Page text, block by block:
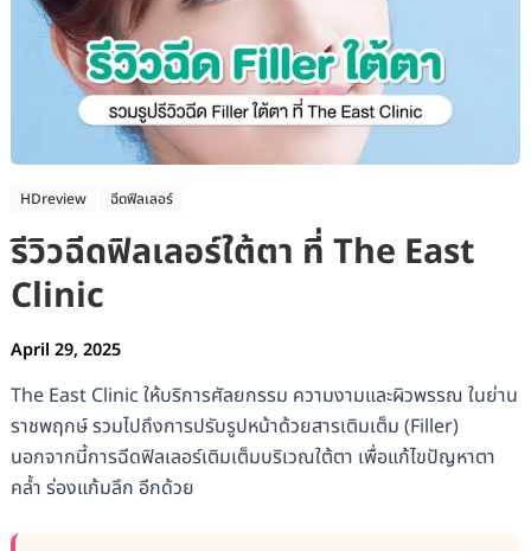
HDreview ฉีดฟิลเลอร์
รีวิวฉีดฟิลเลอร์ใต้ตา ที่ The East
Clinic
April 29, 2025
The East Clinic ให้บริการศัลยกรรม ความงามและผิวพรรณ ในย่าน
ราชพฤกษ์ รวมไปถึงการปรับรูปหน้าด้วยสารเติมเต็ม (Filler)
นอกจากนี้การฉีดฟิลเลอร์เติมเต็มบริเวณใต้ตา เพื่อแก้ไขปัญหาตา
คล้ำ ร่องแก้มลึก อีกด้วย